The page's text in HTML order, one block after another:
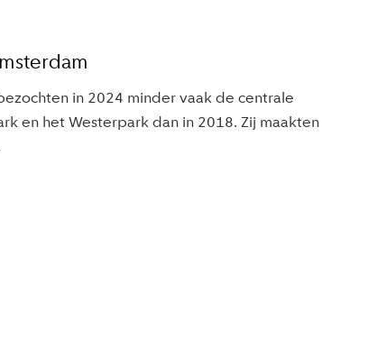
in 2024 minder vaak de centrale
en het Westerpark dan in 2018. Zij maakten